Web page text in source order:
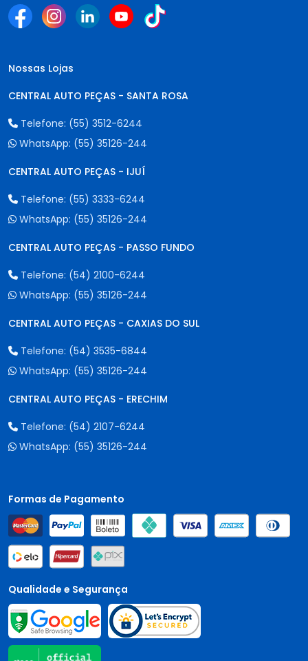
Nossas Lojas
CENTRAL AUTO PEÇAS - SANTA ROSA
Telefone: (55) 3512-6244
WhatsApp: (55) 35126-244
CENTRAL AUTO PEÇAS - IJUÍ
Telefone: (55) 3333-6244
WhatsApp: (55) 35126-244
CENTRAL AUTO PEÇAS - PASSO FUNDO
Telefone: (54) 2100-6244
WhatsApp: (55) 35126-244
CENTRAL AUTO PEÇAS - CAXIAS DO SUL
Telefone: (54) 3535-6844
WhatsApp: (55) 35126-244
CENTRAL AUTO PEÇAS - ERECHIM
Telefone: (54) 2107-6244
WhatsApp: (55) 35126-244
Formas de Pagamento
Qualidade e Segurança